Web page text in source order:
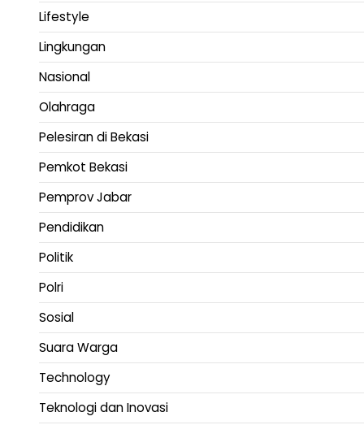
Lifestyle
Lingkungan
Nasional
Olahraga
Pelesiran di Bekasi
Pemkot Bekasi
Pemprov Jabar
Pendidikan
Politik
Polri
Sosial
Suara Warga
Technology
Teknologi dan Inovasi